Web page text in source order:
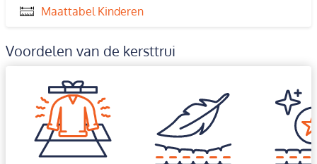
Maattabel Kinderen
Voordelen van de kersttrui